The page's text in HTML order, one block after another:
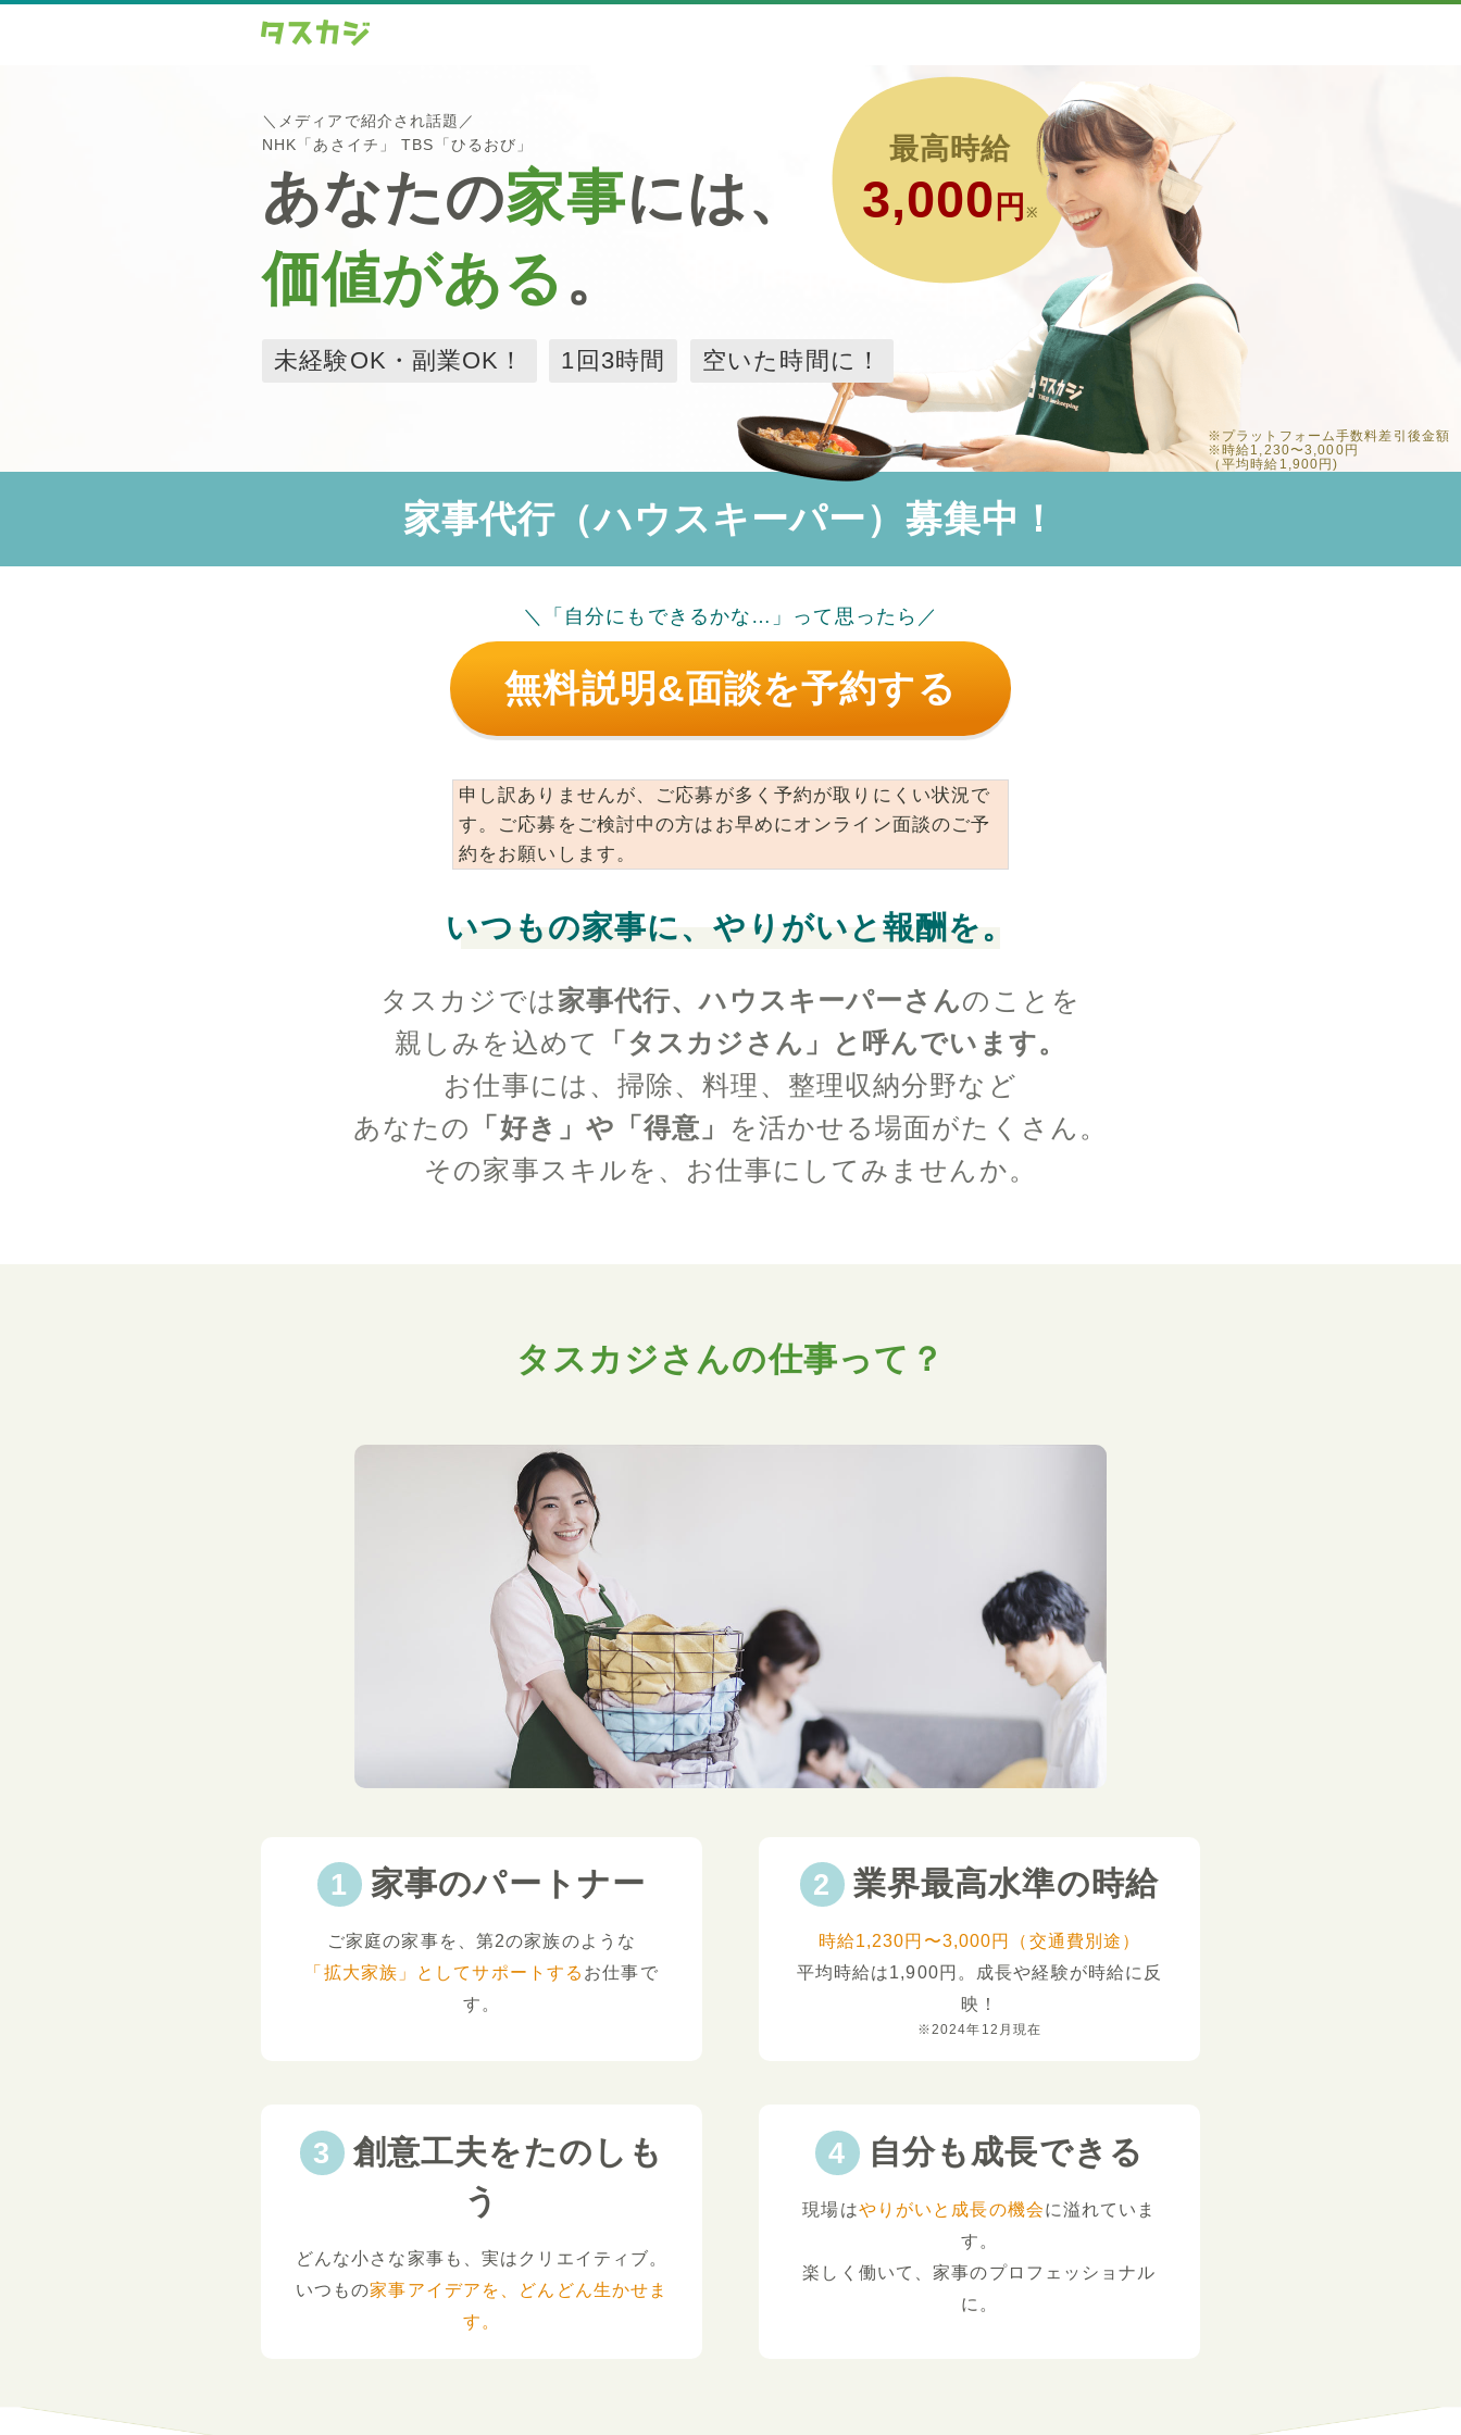
最高時給
3,000 円※
＼メディアで紹介され話題／
NHK「あさイチ」 TBS「ひるおび」
あなたの家事には、
価値がある 。
未経験OK・副業OK！ 1回3時間 空いた時間に！
※プラットフォーム手数料差引後金額
※時給1,230〜3,000円
（平均時給1,900円)
家事代行（ハウスキーパー）募集中！
＼「自分にもできるかな…」って思ったら／
無料説明&面談を予約する
申し訳ありませんが、ご応募が多く予約が取りにくい状況で
す。ご応募をご検討中の方はお早めにオンライン面談のご予
約をお願いします。
いつもの家事に、やりがいと報酬を。
タスカジでは家事代行、ハウスキーパーさんのことを
親しみを込めて
「タスカジさん」と呼んでいます。
お仕事には、掃除、料理、整理収納分野など
あなたの
「好き」や「得意」
を活かせる場面がたくさん。
その家事スキルを、お仕事にしてみませんか。
タスカジさんの仕事って？
家事のパートナー
ご家庭の家事を、第2の家族のような
「拡大家族」としてサポートする お仕事で
す。
業界最高水準の時給
時給1,230円〜3,000円（交通費別途）
平均時給は1,900円。
成長や経験が時給に反
映！
※2024年12月現在
創意工夫をたのしも
う
どんな小さな家事も、実はクリエイティブ。
いつもの家事アイデアを、どんどん生かせま
す。
自分も成長できる
現場はやりがいと成長の機会に溢れていま
す。
楽しく働いて、家事のプロフェッショナル
に。